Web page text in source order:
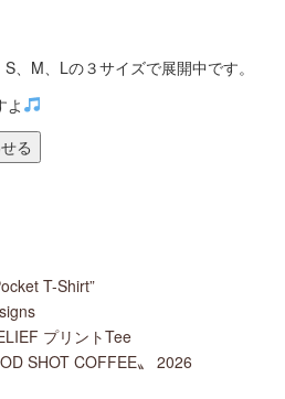
、M、Lの３サイズで展開中です。
よ
T-Shirt”
プリントTee
SHOT COFFEE〟 2026